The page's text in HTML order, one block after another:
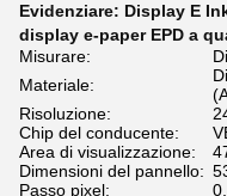
Evidenziare: Display E
display e-paper EPD a
Misurare:
Materiale:
Risoluzione:
Chip del conducente:
Area di visualizzazione:
Dimensioni del pannello:
Passo pixel: